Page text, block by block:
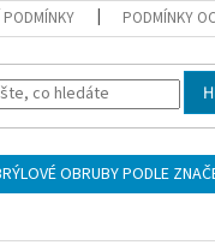
PODMÍNKY
OBRUBY PODLE